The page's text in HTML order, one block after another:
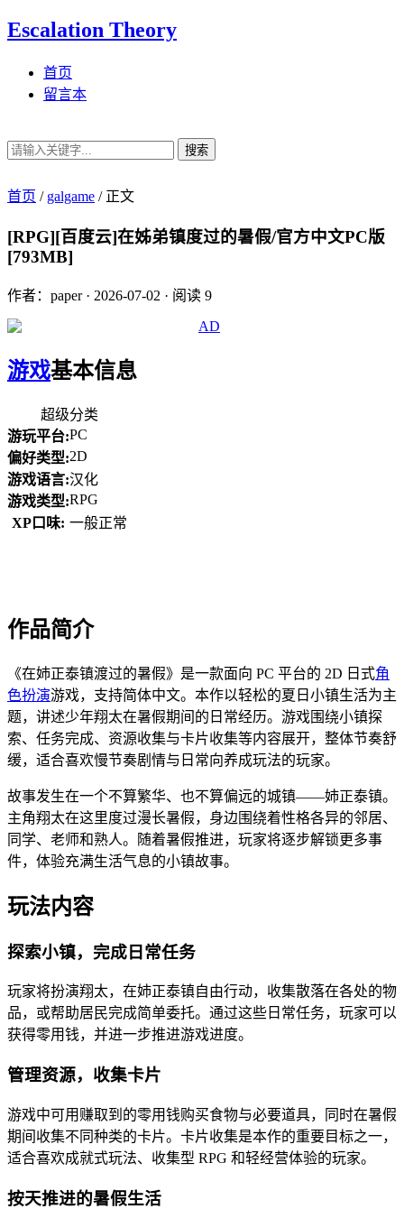
Escalation Theory
首页
留言本
搜索
首页 / galgame /正文
[RPG][百度云]在姊弟镇度过的暑假/官方中文PC版
[793MB]
作者：paper· 2026-07-02 · 阅读 9
游戏基本信息
超级分类
游玩平台:PC
偏好类型:2D
游戏语言:汉化
游戏类型:RPG
XP口味: 一般正常
作品简介
《在姉正泰镇渡过的暑假》是一款面向 PC 平台的 2D 日式角
色扮演游戏，支持简体中文。本作以轻松的夏日小镇生活为主
题，讲述少年翔太在暑假期间的日常经历。游戏围绕小镇探
索、任务完成、资源收集与卡片收集等内容展开，整体节奏舒
缓，适合喜欢慢节奏剧情与日常向养成玩法的玩家。
故事发生在一个不算繁华、也不算偏远的城镇——姉正泰镇。
主角翔太在这里度过漫长暑假，身边围绕着性格各异的邻居、
同学、老师和熟人。随着暑假推进，玩家将逐步解锁更多事
件，体验充满生活气息的小镇故事。
玩法内容
探索小镇，完成日常任务
玩家将扮演翔太，在姉正泰镇自由行动，收集散落在各处的物
品，或帮助居民完成简单委托。通过这些日常任务，玩家可以
获得零用钱，并进一步推进游戏进度。
管理资源，收集卡片
游戏中可用赚取到的零用钱购买食物与必要道具，同时在暑假
期间收集不同种类的卡片。卡片收集是本作的重要目标之一，
适合喜欢成就式玩法、收集型 RPG 和轻经营体验的玩家。
按天推进的暑假生活